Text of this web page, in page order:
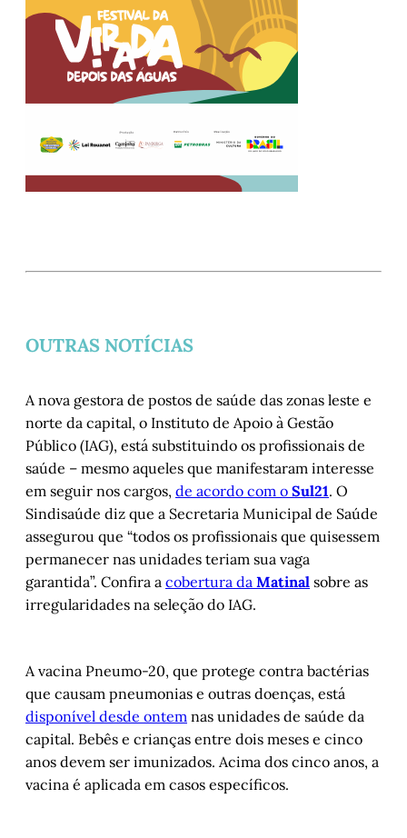
OUTRAS NOTÍCIAS
A nova gestora de postos de saúde das zonas leste e
norte da capital, o Instituto de Apoio à Gestão
Público (IAG), está substituindo os profissionais de
saúde – mesmo aqueles que manifestaram interesse
em seguir nos cargos, de acordo com o Sul21. O
Sindisaúde diz que a Secretaria Municipal de Saúde
assegurou que “todos os profissionais que quisessem
permanecer nas unidades teriam sua vaga
garantida”. Confira a cobertura da Matinal sobre as
irregularidades na seleção do IAG.
A vacina Pneumo-20, que protege contra bactérias
que causam pneumonias e outras doenças, está
disponível desde ontem nas unidades de saúde da
capital. Bebês e crianças entre dois meses e cinco
anos devem ser imunizados. Acima dos cinco anos, a
vacina é aplicada em casos específicos.